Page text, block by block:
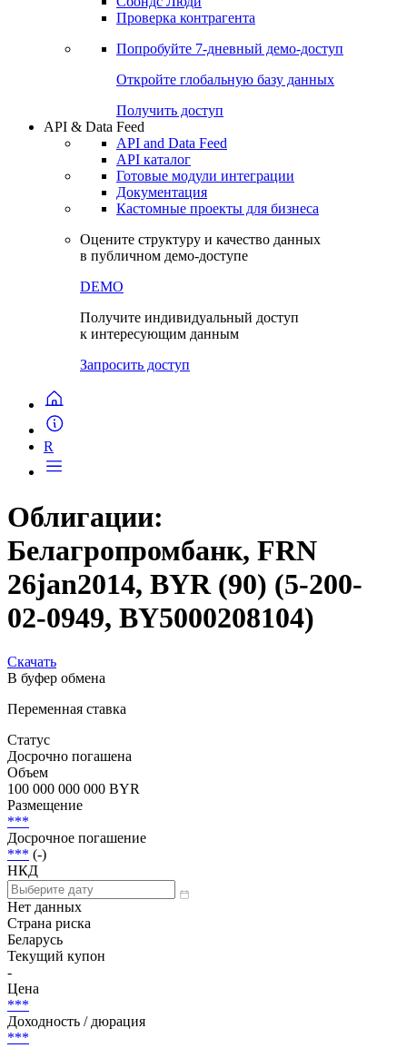
Сохраненные запросы
Чат
Проверка контрагента
Попробуйте7-дневный
Откройте глобальную базу данных
Получить доступ
API & Data Feed
API and Data Feed
Готовые модули интеграции
Документация
в публичном демо-доступе
Облигации:
Белагропромбанк, FRN
02-0949, BY5000208104)
В буфер обмена
Переменная ставка
Статус
Досрочно погашена
Объем
100 000 000 000 BYR
Размещение
***
Досрочное погашение
*** (-)
НКД
Страна риска
Беларусь
Текущий купон
-